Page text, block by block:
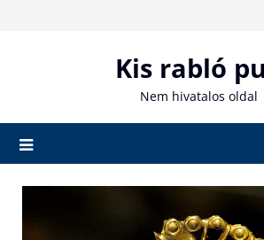
Kis rabló
Nem hivatalos oldal